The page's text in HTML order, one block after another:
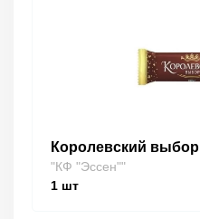
Королевский выбор
"КФ "Эссен""
1 шт